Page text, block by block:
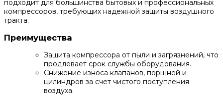
подходит для большинства бытовых и профессиональных
компрессоров, требующих надежной защиты воздушного
тракта.
Преимущества
Защита компрессора от пыли и загрязнений, что
продлевает срок службы оборудования.
Снижение износа клапанов, поршней и
цилиндров за счет чистого поступления
воздуха.